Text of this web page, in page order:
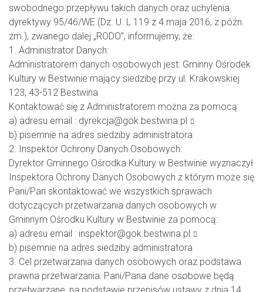
swobodnego przepływu takich danych oraz uchylenia
dyrektywy 95/46/WE (Dz. U. L 119 z 4 maja 2016, z późn.
zm.), zwanego dalej „RODO”, informujemy, że:
1. Administrator Danych:
Administratorem danych osobowych jest: Gminny Ośrodek
Kultury w Bestwinie mający siedzibę przy ul. Krakowskiej
123, 43-512 Bestwina
Kontaktować się z Administratorem można za pomocą:
a) adresu email : dyrekcja@gok.bestwina.pl
b) pisemnie na adres siedziby administratora
2. Inspektor Ochrony Danych Osobowych:
Dyrektor Gminnego Ośrodka Kultury w Bestwinie wyznaczył
Inspektora Ochrony Danych Osobowych z którym może się
Pani/Pan skontaktować we wszystkich sprawach
dotyczących przetwarzania danych osobowych w
Gminnym Ośrodku Kultury w Bestwinie za pomocą:
a) adresu email : inspektor@gok.bestwina.pl
b) pisemnie na adres siedziby administratora
3. Cel przetwarzania danych osobowych oraz podstawa
prawna przetwarzania: Pani/Pana dane osobowe będą